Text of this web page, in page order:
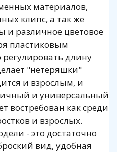
материалов,
клипс, а так же
и различное цветовое
пластиковым
длину
"нетеряшки"
и взрослым, и
и универсальный
востребован как среди
и взрослых.
- это достаточно
вид, удобная